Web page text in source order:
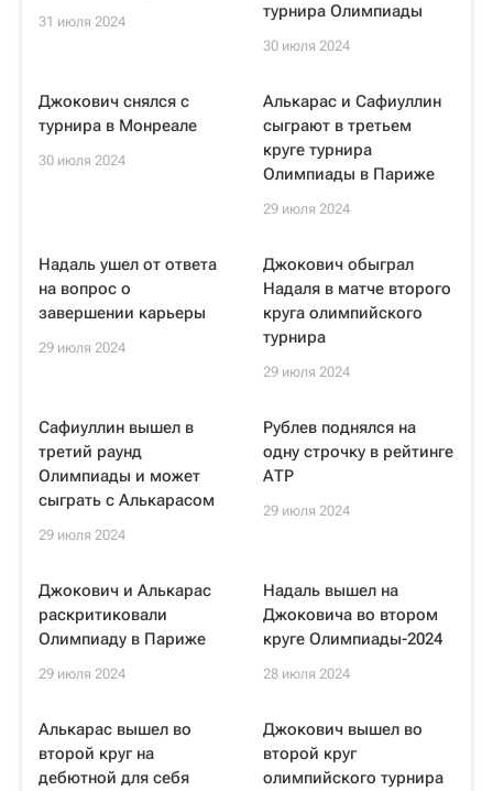
31 июля 2024
турнира Олимпиады
30 июля 2024
Джокович снялся с
турнира в Монреале
30 июля 2024
Алькарас и Сафиуллин
сыграют в третьем
круге турнира
Олимпиады в Париже
29 июля 2024
Надаль ушел от ответа
на вопрос о
завершении карьеры
29 июля 2024
Джокович обыграл
Надаля в матче второго
круга олимпийского
турнира
29 июля 2024
Сафиуллин вышел в
третий раунд
Олимпиады и может
сыграть с Алькарасом
29 июля 2024
Рублев поднялся на
одну строчку в рейтинге
АТР
29 июля 2024
Джокович и Алькарас
раскритиковали
Олимпиаду в Париже
29 июля 2024
Надаль вышел на
Джоковича во втором
круге Олимпиады-2024
28 июля 2024
Алькарас вышел во
второй круг на
дебютной для себя
Джокович вышел во
второй круг
олимпийского турнира